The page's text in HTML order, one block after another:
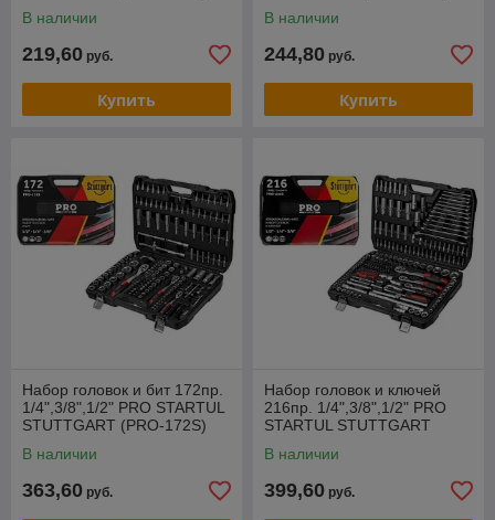
В наличии
219,60 руб.
Купить
В наличии
244,80 руб.
Купить
Набор головок и бит 172пр.
1/4",3/8",1/2" PRO STARTUL
STUTTGART (PRO-172S)
В наличии
363,60 руб.
Набор головок и ключей
216пр. 1/4",3/8",1/2" PRO
STARTUL STUTTGART
В наличии
399,60 руб.